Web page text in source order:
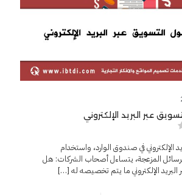
الإلكتروني في صندوق الوارد، واستخدام
المزعجة، يتساءل أصحاب الشركات: هل
الإلكتروني ما يتم تخصيصه له […]